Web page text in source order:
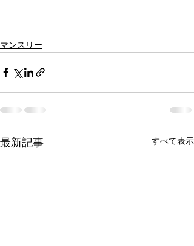
マンスリー
最新記事 すべて表示